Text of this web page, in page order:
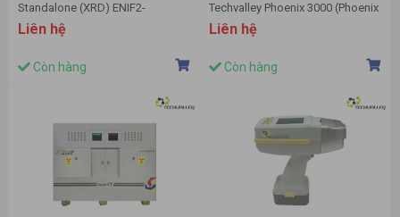
Standalone (XRD) ENIF2-
Benchtop (XRD)
Liên hệ
Còn hàng
Techvalley Phoenix 3000 (Phoenix
2000) Cầm Tay
Liên hệ
Còn hàng